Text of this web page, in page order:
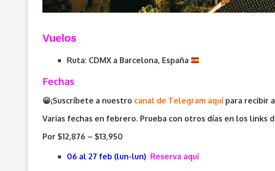
Vuelos
Ruta: CDMX a Barcelona, España
Fechas
😀¡Suscríbete a nuestro canal de Telegram aquí para recibir
Varias fechas en febrero. Prueba con otros días en los links
Por $12,876 – $13,950
06 al 27 feb (lun-lun) Reserva aquí